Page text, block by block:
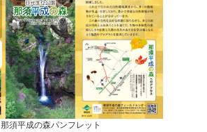
那須平成の森パンフレット